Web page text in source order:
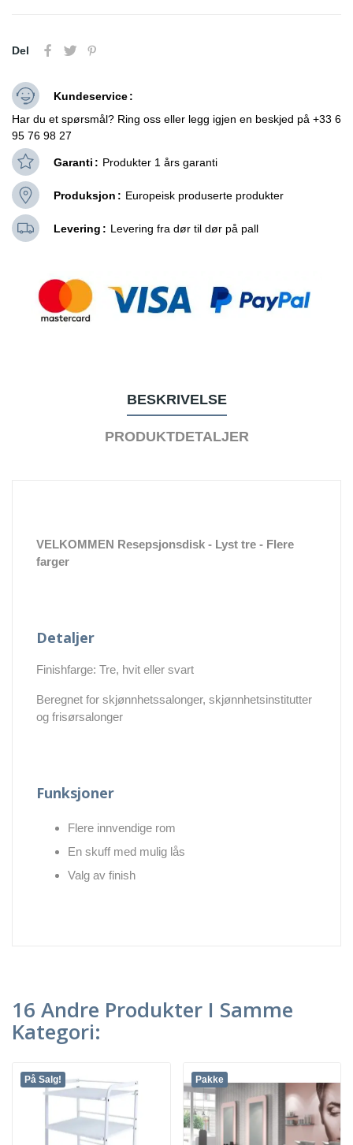
Del
Kundeservice
Har du et spørsmål? Ring oss eller legg igjen en beskjed på +33 6
95 76 98 27
Garanti Produkter 1 års garanti
Produksjon Europeisk produserte produkter
Levering Levering fra dør til dør på pall
BESKRIVELSE
PRODUKTDETALJER
VELKOMMEN Resepsjonsdisk - Lyst tre - Flere
farger
Detaljer
Finishfarge: Tre, hvit eller svart
Beregnet for skjønnhetssalonger, skjønnhetsinstitutter
og frisørsalonger
Funksjoner
Flere innvendige rom
En skuff med mulig lås
Valg av finish
16 Andre Produkter I Samme
Kategori:
På Salg! Pakke